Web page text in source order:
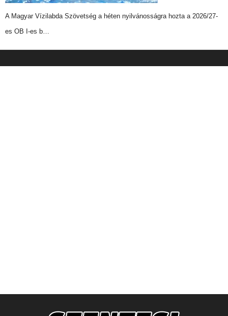
A Magyar Vízilabda Szövetség a héten nyilvánosságra hozta a 2026/27-
es OB I-es b…